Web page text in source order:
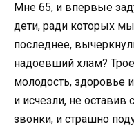
Мне 65, и впервые
дети, ради которых
последнее,
надоевший хлам?
молодость, здоровье
и исчезли, не оставив
звонки, и страшно